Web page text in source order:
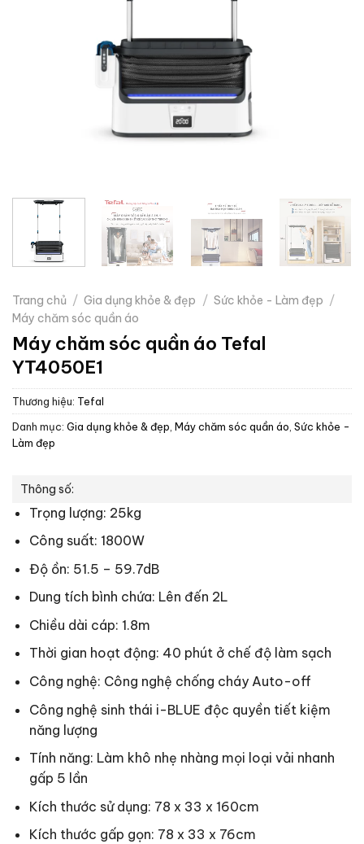
Trang chủ / Gia dụng khỏe & đẹp / Sức khỏe - Làm đẹp /
Máy chăm sóc quần áo
Máy chăm sóc quần áo Tefal
YT4050E1
Thương hiệu: Tefal
Danh mục: Gia dụng khỏe & đẹp Máy chăm sóc quần áo Sức khỏe -
Làm đẹp
Thông số:
Trọng lượng: 25kg
Công suất: 1800W
Độ ồn: 51.5 – 59.7dB
Dung tích bình chứa: Lên đến 2L
Chiều dài cáp: 1.8m
Thời gian hoạt động: 40 phút ở chế độ làm sạch
Công nghệ: Công nghệ chống cháy Auto-off
Công nghệ sinh thái i-BLUE độc quyền tiết kiệm
năng lượng
Tính năng: Làm khô nhẹ nhàng mọi loại vải nhanh
gấp 5 lần
Kích thước sử dụng: 78 x 33 x 160cm
Kích thước gấp gọn: 78 x 33 x 76cm